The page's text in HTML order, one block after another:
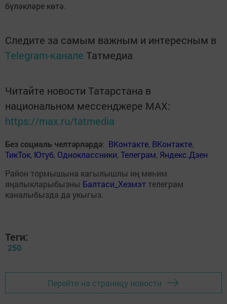
бүләкләре көтә.
Следите за самым важным и интересным в
Telegram-канале Татмедиа
Читайте новости Татарстана в
национальном мессенджере MАХ:
https://max.ru/tatmedia
Без социаль челтәрләрдә: ВКонтакте, ВКонтакте,
ТикТок, Ютуб, Одноклассники,Телеграм, Яндекс.Дзен
Район тормышына кагылышлы иң мөһим
яңалыкларыбызны Балтаси_Хезмэт телеграм
каналыбызда да укыгыз.
Теги:
250
Перейти на страницу новости